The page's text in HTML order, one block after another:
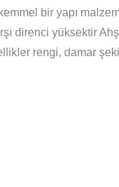
bir yapı
direnci yüksektir
rengi, damar